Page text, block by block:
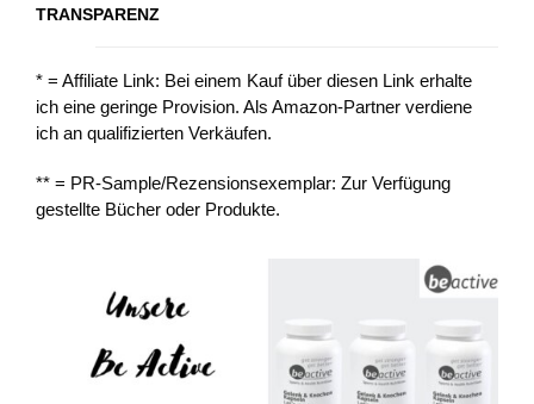
TRANSPARENZ
* = Affiliate Link: Bei einem Kauf über diesen Link erhalte
ich eine geringe Provision. Als Amazon-Partner verdiene
ich an qualifizierten Verkäufen.
** = PR-Sample/Rezensionsexemplar: Zur Verfügung
gestellte Bücher oder Produkte.